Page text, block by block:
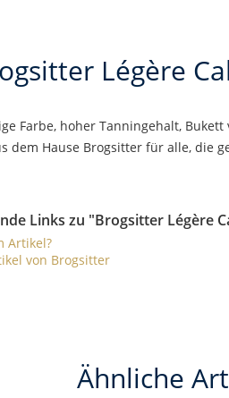
Légère
Farbe, hoher Tanningehalt,
dem Hause Brogsitter für alle, die
Links zu "Brogsitter Légère
Artikel?
von Brogsitter
Ähnliche